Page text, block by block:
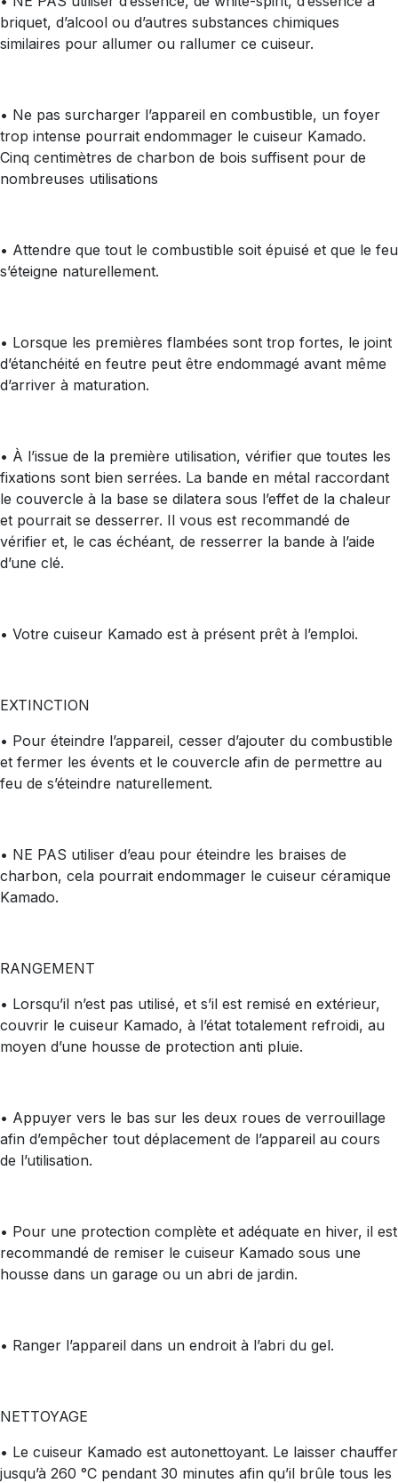
briquet, d’alcool ou d’autres substances chimiques
similaires pour allumer ou rallumer ce cuiseur.
• Ne pas surcharger l’appareil en combustible, un foyer
trop intense pourrait endommager le cuiseur Kamado.
Cinq centimètres de charbon de bois suffisent pour de
nombreuses utilisations
• Attendre que tout le combustible soit épuisé et que le feu
s’éteigne naturellement.
• Lorsque les premières flambées sont trop fortes, le joint
d’étanchéité en feutre peut être endommagé avant même
d’arriver à maturation.
• À l’issue de la première utilisation, vérifier que toutes les
fixations sont bien serrées. La bande en métal raccordant
le couvercle à la base se dilatera sous l’effet de la chaleur
et pourrait se desserrer. Il vous est recommandé de
vérifier et, le cas échéant, de resserrer la bande à l’aide
d’une clé.
• Votre cuiseur Kamado est à présent prêt à l’emploi.
EXTINCTION
• Pour éteindre l’appareil, cesser d’ajouter du combustible
et fermer les évents et le couvercle afin de permettre au
feu de s’éteindre naturellement.
• NE PAS utiliser d’eau pour éteindre les braises de
charbon, cela pourrait endommager le cuiseur céramique
Kamado.
RANGEMENT
• Lorsqu’il n’est pas utilisé, et s’il est remisé en extérieur,
couvrir le cuiseur Kamado, à l’état totalement refroidi, au
moyen d’une housse de protection anti pluie.
• Appuyer vers le bas sur les deux roues de verrouillage
afin d’empêcher tout déplacement de l’appareil au cours
de l’utilisation.
• Pour une protection complète et adéquate en hiver, il est
recommandé de remiser le cuiseur Kamado sous une
housse dans un garage ou un abri de jardin.
• Ranger l’appareil dans un endroit à l’abri du gel.
NETTOYAGE
• Le cuiseur Kamado est autonettoyant. Le laisser chauffer
jusqu’à 260 °C pendant 30 minutes afin qu’il brûle tous les